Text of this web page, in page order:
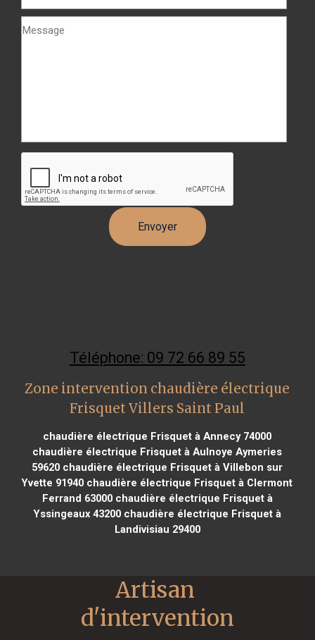
Téléphone: 09 72 66 89 55
Zone intervention chaudière électrique
Frisquet Villers Saint Paul
chaudière électrique Frisquet à Annecy 74000
chaudière électrique Frisquet à Aulnoye Aymeries
59620 chaudière électrique Frisquet à Villebon sur
Yvette 91940 chaudière électrique Frisquet à Clermont
Ferrand 63000chaudière électrique Frisquet à
Yssingeaux 43200chaudière électrique Frisquet à
Landivisiau 29400
Artisan
d'intervention